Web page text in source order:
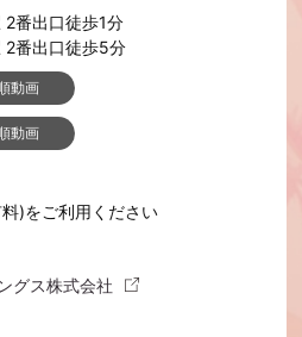
2番出口徒歩1分
2番出口徒歩5分
動画
動画
)をご利用ください
グス株式会社